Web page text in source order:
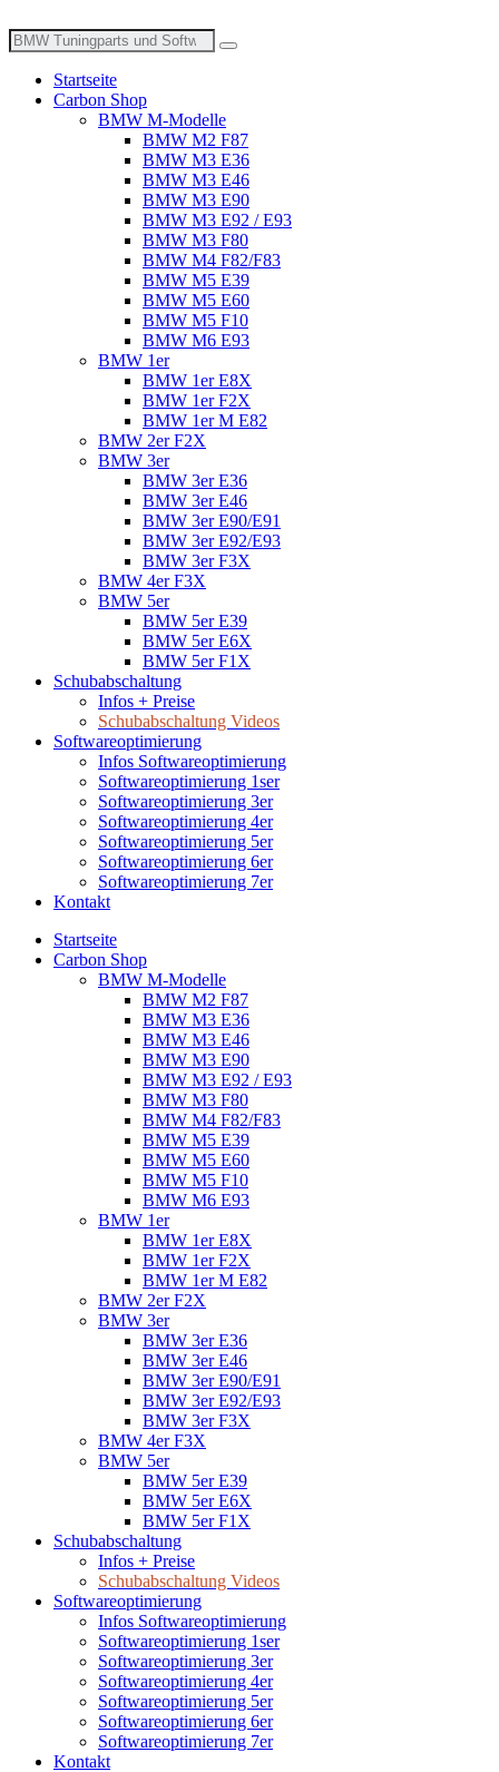
Inhalt
wechseln
Suche
nach:
Startseite
Carbon Shop
BMW M-Modelle
BMW M2 F87
BMW M3 E36
BMW M3 E46
BMW M3 E90
BMW M3 E92 / E93
BMW M3 F80
BMW M4 F82/F83
BMW M5 E39
BMW M5 E60
BMW M5 F10
BMW M6 E93
BMW 1er
BMW 1er E8X
BMW 1er F2X
BMW 1er M E82
BMW 2er F2X
BMW 3er
BMW 3er E36
BMW 3er E46
BMW 3er E90/E91
BMW 3er E92/E93
BMW 3er F3X
BMW 4er F3X
BMW 5er
BMW 5er E39
BMW 5er E6X
BMW 5er F1X
Schubabschaltung
Infos + Preise
Schubabschaltung Videos
Softwareoptimierung
Infos Softwareoptimierung
Softwareoptimierung 1ser
Softwareoptimierung 3er
Softwareoptimierung 4er
Softwareoptimierung 5er
Softwareoptimierung 6er
Softwareoptimierung 7er
Kontakt
Startseite
Carbon Shop
BMW M-Modelle
BMW M2 F87
BMW M3 E36
BMW M3 E46
BMW M3 E90
BMW M3 E92 / E93
BMW M3 F80
BMW M4 F82/F83
BMW M5 E39
BMW M5 E60
BMW M5 F10
BMW M6 E93
BMW 1er
BMW 1er E8X
BMW 1er F2X
BMW 1er M E82
BMW 2er F2X
BMW 3er
BMW 3er E36
BMW 3er E46
BMW 3er E90/E91
BMW 3er E92/E93
BMW 3er F3X
BMW 4er F3X
BMW 5er
BMW 5er E39
BMW 5er E6X
BMW 5er F1X
Schubabschaltung
Infos + Preise
Schubabschaltung Videos
Softwareoptimierung
Infos Softwareoptimierung
Softwareoptimierung 1ser
Softwareoptimierung 3er
Softwareoptimierung 4er
Softwareoptimierung 5er
Softwareoptimierung 6er
Softwareoptimierung 7er
Kontakt